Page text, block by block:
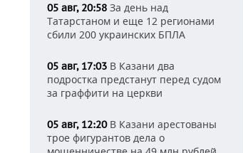
05 авг, 20:58 За день над
Татарстаном и еще 12 регионами
сбили 200 украинских БПЛА
05 авг, 17:03 В Казани два
подростка предстанут перед судом
за граффити на церкви
05 авг, 12:20В Казани арестованы
трое фигурантов дела о